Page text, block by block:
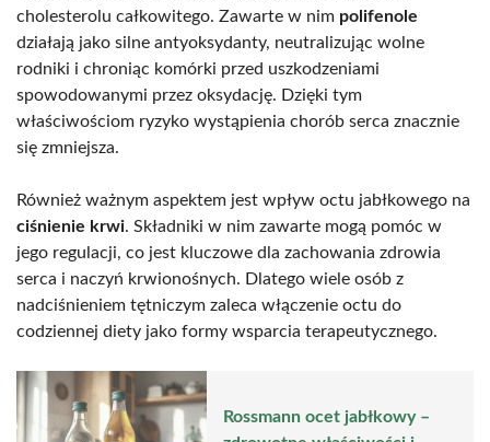
cholesterolu całkowitego. Zawarte w nim polifenole
działają jako silne antyoksydanty, neutralizując wolne
rodniki i chroniąc komórki przed uszkodzeniami
spowodowanymi przez oksydację. Dzięki tym
właściwościom ryzyko wystąpienia chorób serca znacznie
się zmniejsza.
Również ważnym aspektem jest wpływ octu jabłkowego na
ciśnienie krwi. Składniki w nim zawarte mogą pomóc w
jego regulacji, co jest kluczowe dla zachowania zdrowia
serca i naczyń krwionośnych. Dlatego wiele osób z
nadciśnieniem tętniczym zaleca włączenie octu do
codziennej diety jako formy wsparcia terapeutycznego.
Rossmann ocet jabłkowy –